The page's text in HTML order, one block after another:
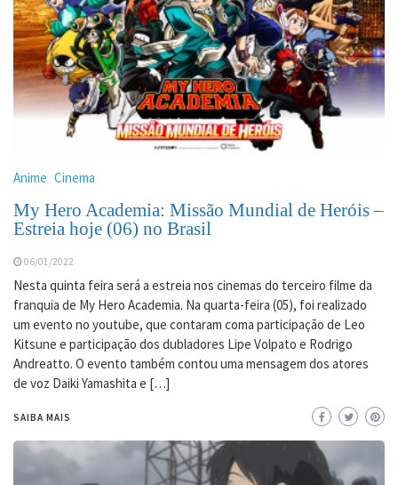
Anime Cinema
My Hero Academia: Missão Mundial de Heróis –
Estreia hoje (06) no Brasil
06/01/2022
Nesta quinta feira será a estreia nos cinemas do terceiro filme da
franquia de My Hero Academia. Na quarta-feira (05), foi realizado
um evento no youtube, que contaram coma participação de Leo
Kitsune e participação dos dubladores Lipe Volpato e Rodrigo
Andreatto. O evento também contou uma mensagem dos atores
de voz Daiki Yamashita e […]
SAIBA MAIS